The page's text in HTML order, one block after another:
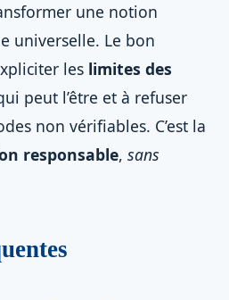
une notion
universelle. Le bon
les limites des
peut l’être et à refuser
non vérifiables. C’est la
responsable, sans